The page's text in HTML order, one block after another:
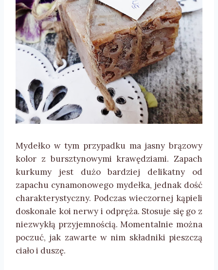
Mydełko w tym przypadku ma jasny brązowy
kolor z bursztynowymi krawędziami. Zapach
kurkumy jest dużo bardziej delikatny od
zapachu cynamonowego mydełka, jednak dość
charakterystyczny. Podczas wieczornej kąpieli
doskonale koi nerwy i odpręża. Stosuje się go z
niezwykłą przyjemnością. Momentalnie można
poczuć, jak zawarte w nim składniki pieszczą
ciało i duszę.